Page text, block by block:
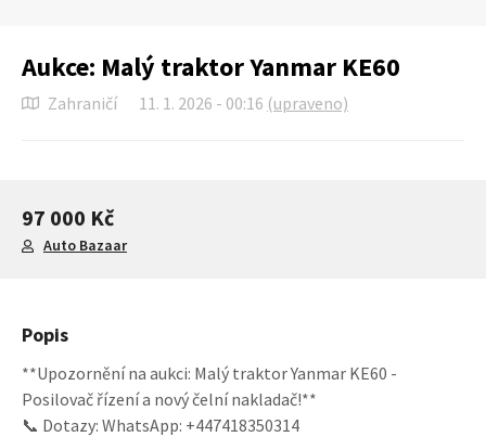
Aukce: Malý traktor Yanmar KE60
Zahraničí 11. 1. 2026 - 00:16 (upraveno)
97 000 Kč
Auto Bazaar
Popis
**Upozornění na aukci: Malý traktor Yanmar KE60 -
Posilovač řízení a nový čelní nakladač!**
📞 Dotazy: WhatsApp: +447418350314